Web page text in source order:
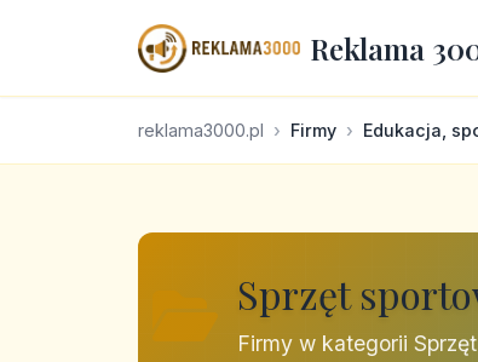
Reklama
reklama3000.pl Firmy Edukacja,
Sprzęt
Firmy w kategorii